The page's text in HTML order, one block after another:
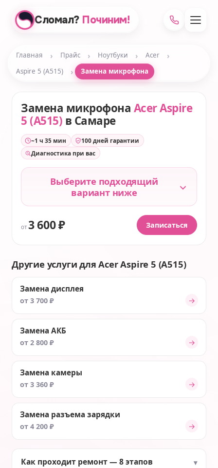
Сломал? Починим!
Главная › Прайс › Ноутбуки › Acer ›
Aspire 5 (A515) › Замена микрофона
Замена микрофона Acer Aspire
5 (A515) в Самаре
~1 ч 35 мин
100 дней гарантии
Диагностика при вас
Выберите подходящий
вариант ниже
от 3 600 ₽ Записаться
Другие услуги для Acer Aspire 5 (A515)
Замена дисплея
от 3 700 ₽ →
Замена АКБ
от 2 800 ₽ →
Замена камеры
от 3 360 ₽ →
Замена разъема зарядки
от 4 200 ₽ →
Как проходит ремонт — 8 этапов